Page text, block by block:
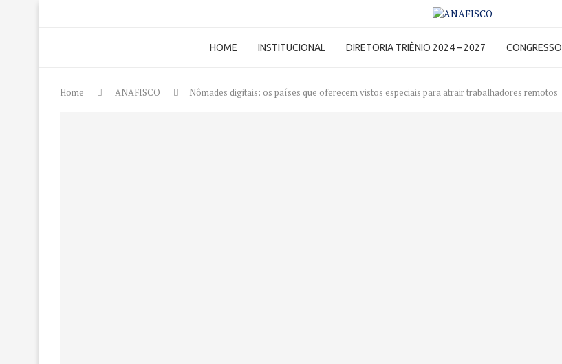
HOME INSTITUCIONAL DIRETORIA TRIÊNIO 2024 – 2027 CONGRESSO
Home ANAFISCO Nômades digitais: os países que oferecem vistos especiais para atrair trabalhadores remotos